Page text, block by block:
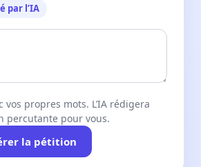
par l’IA
vos propres mots. L’IA rédigera
percutante pour vous.
la pétition